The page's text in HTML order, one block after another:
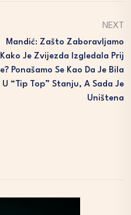
NEXT
Mandić: Zašto Zaboravljamo
Kako Je Zvijezda Izgledala Prij
E? Ponašamo Se Kao Da Je Bila
U “tip Top” Stanju, A Sada Je
Uništena